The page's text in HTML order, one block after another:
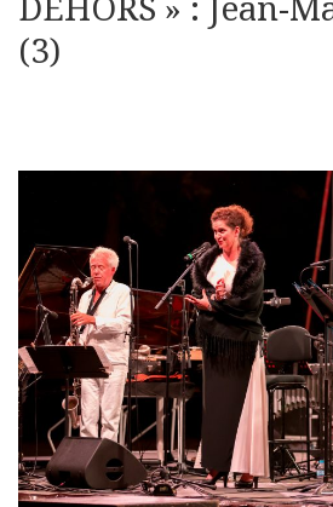
DEHORS » : Jean-
(3)